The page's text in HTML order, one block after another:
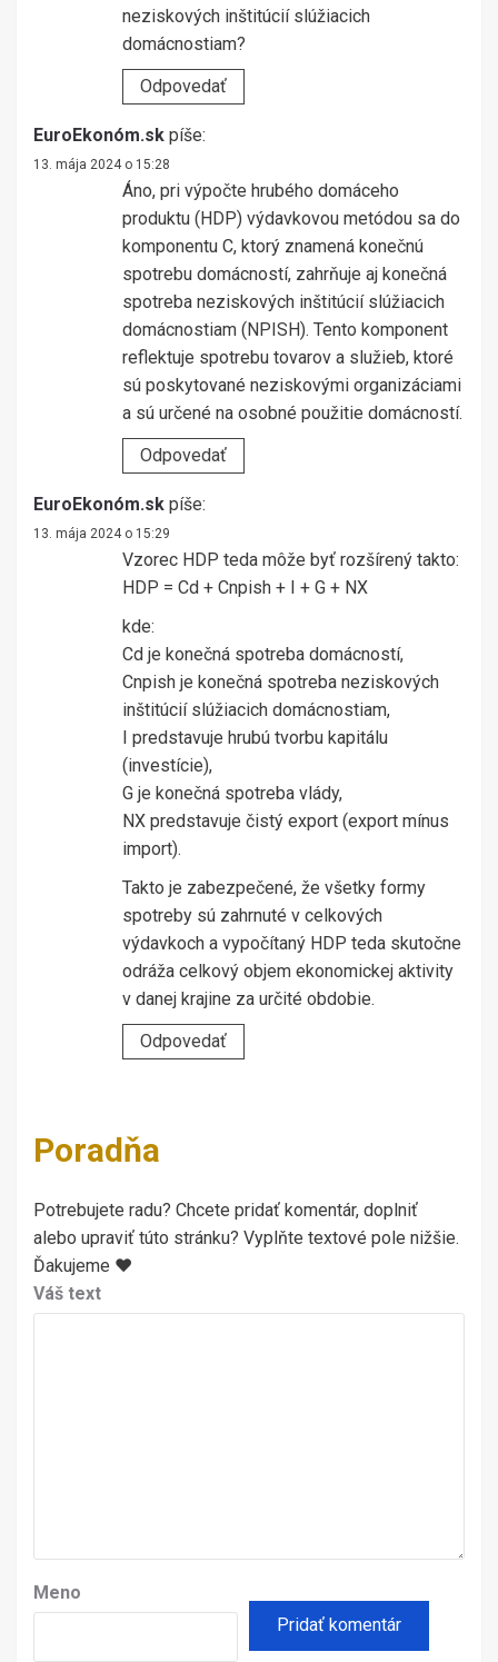
neziskových inštitúcií slúžiacich
domácnostiam?
Odpovedať
EuroEkonóm.sk píše:
13. mája 2024 o 15:28
Áno, pri výpočte hrubého domáceho
produktu (HDP) výdavkovou metódou sa do
komponentu C, ktorý znamená konečnú
spotrebu domácností, zahrňuje aj konečná
spotreba neziskových inštitúcií slúžiacich
domácnostiam (NPISH). Tento komponent
reflektuje spotrebu tovarov a služieb, ktoré
sú poskytované neziskovými organizáciami
a sú určené na osobné použitie domácností.
Odpovedať
EuroEkonóm.sk píše:
13. mája 2024 o 15:29
Vzorec HDP teda môže byť rozšírený takto:
HDP = Cd + Cnpish + I + G + NX
kde:
Cd je konečná spotreba domácností,
Cnpish je konečná spotreba neziskových
inštitúcií slúžiacich domácnostiam,
I predstavuje hrubú tvorbu kapitálu
(investície),
G je konečná spotreba vlády,
NX predstavuje čistý export (export mínus
import).
Takto je zabezpečené, že všetky formy
spotreby sú zahrnuté v celkových
výdavkoch a vypočítaný HDP teda skutočne
odráža celkový objem ekonomickej aktivity
v danej krajine za určité obdobie.
Odpovedať
Poradňa
Potrebujete radu? Chcete pridať komentár, doplniť
alebo upraviť túto stránku? Vyplňte textové pole nižšie.
Ďakujeme ♥
Váš text
Meno